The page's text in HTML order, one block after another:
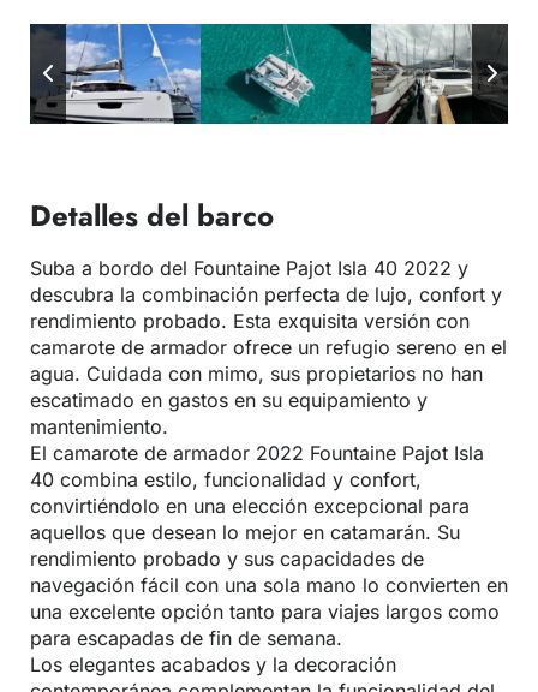
Detalles del barco
Suba a bordo del Fountaine Pajot Isla 40 2022 y
descubra la combinación perfecta de lujo, confort y
rendimiento probado. Esta exquisita versión con
camarote de armador ofrece un refugio sereno en el
agua. Cuidada con mimo, sus propietarios no han
escatimado en gastos en su equipamiento y
mantenimiento.
El camarote de armador 2022 Fountaine Pajot Isla
40 combina estilo, funcionalidad y confort,
convirtiéndolo en una elección excepcional para
aquellos que desean lo mejor en catamarán. Su
rendimiento probado y sus capacidades de
navegación fácil con una sola mano lo convierten en
una excelente opción tanto para viajes largos como
para escapadas de fin de semana.
Los elegantes acabados y la decoración